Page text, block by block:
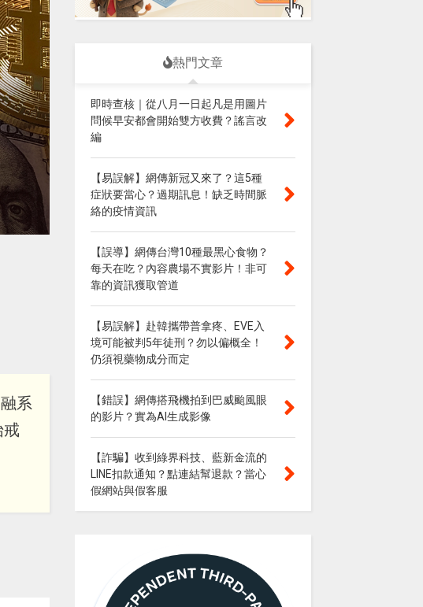
系
熱門文章
即時查核｜從八月一日起凡是用圖片
問候早安都會開始雙方收費？謠言改
編
【易誤解】網傳新冠又來了？這5種
症狀要當心？過期訊息！缺乏時間脈
絡的疫情資訊
【誤導】網傳台灣10種最黑心食物？
每天在吃？內容農場不實影片！非可
靠的資訊獲取管道
【易誤解】赴韓攜帶普拿疼、EVE入
境可能被判5年徒刑？勿以偏概全！
仍須視藥物成分而定
【錯誤】網傳搭飛機拍到巴威颱風眼
的影片？實為AI生成影像
【詐騙】收到綠界科技、藍新金流的
LINE扣款通知？點連結幫退款？當心
假網站與假客服